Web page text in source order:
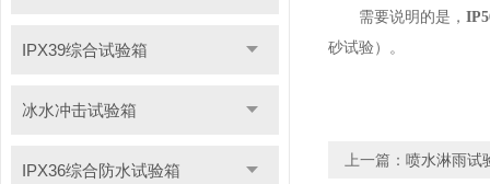
IPX39综合试验箱
冰水冲击试验箱
IPX36综合防水试验箱
需要说明的是，
砂试验）。
上一篇： 喷水淋雨试